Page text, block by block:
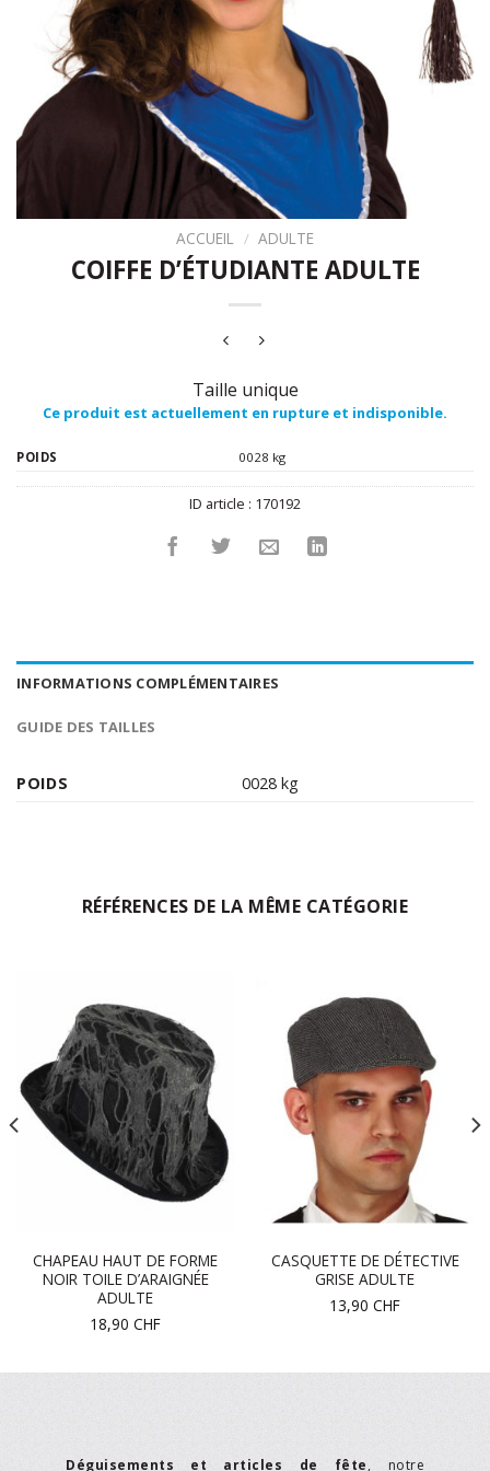
ACCUEIL / ADULTE
COIFFE D’ÉTUDIANTE ADULTE
Taille unique
Ce produit est actuellement en rupture et indisponible.
POIDS 0028 kg
ID article : 170192
INFORMATIONS COMPLÉMENTAIRES
GUIDE DES TAILLES
POIDS 0028 kg
RÉFÉRENCES DE LA MÊME CATÉGORIE
CHAPEAU HAUT DE FORME
NOIR TOILE D’ARAIGNÉE
ADULTE
18,90 CHF
CASQUETTE DE DÉTECTIVE
GRISE ADULTE
13,90 CHF
Déguisements et articles de fête, notre